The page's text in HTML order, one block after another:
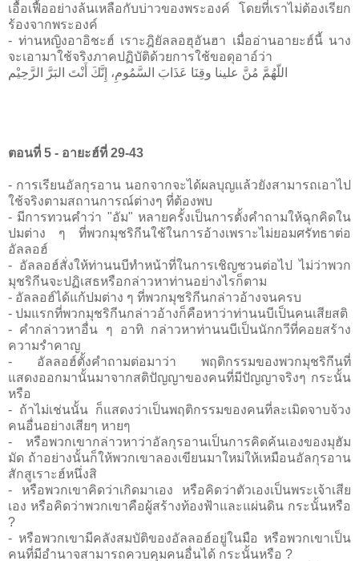
เอื้อเฟื้ออย่างล้นเหลือกับบ่าวของพระองค์ โดยที่เราไม่ต้องเรียก
ร้องจากพระองค์
- ท่านหญิงอาอิชะฮ์ เราะฎิยัลลอฮุอันฮา เมื่ออ่านอายะฮ์นี้ นาง
จะเอามาใช้จริงภาคปฏิบัติด้วยการใช้ขอดุอาอ์ว่า
اللّهُمَّ مُنَّ علينا وقِنَا عَذَابَ السَّمُومِ، إِنَّكَ أَنْتَ البَرَّ الرَّحِيْم
ตอนที่ 5 - อายะฮ์ที่ 29-43
- การเรียนอัลกุรอาน นอกจากจะได้ผลบุญแล้วยังสามารถเอาไป
ใช้จริงตามสถานการณ์ต่างๆ ที่ต้องพบ
- มีการทวนคำว่า "อัม" หลายครั้งเป็นการตั้งคำถามให้ฉุกคิดใน
ปมต่าง ๆ ที่พวกมุชริกีนใช้ในการอ้างเพราะไม่ยอมศรัทธาต่อ
อัลลอฮ์
- อัลลอฮ์สั่งให้ท่านนบีทำหน้าที่ในการเชิญชวนต่อไป ไม่ว่าพวก
มุชริกีนจะปฏิเสธหรือกล่าวหาท่านอย่างไรก็ตาม
- อัลลอฮ์ได้แก้ปมต่าง ๆ ที่พวกมุชริกีนกล่าวอ้างจนครบ
- ปมแรกที่พวกมุชริกีนกล่าวอ้างก็คือหาว่าท่านนบีเป็นคนเสียสติ
- คำกล่าวหาอื่น ๆ อาทิ กล่าวหาท่านนบีเป็นนักกวีที่คอยสร้าง
ความรำคาญ
- อัลลอฮ์ตั้งคำถามต่อมาว่า พฤติกรรมของพวกมุชริกีนที่
แสดงออกมานั้นมาจากสติปัญญาของคนที่มีปัญญาจริงๆ กระนั้น
หรือ
- ถ้าไม่เช่นนั้น ก็แสดงว่าเป็นพฤติกรรมของคนที่ละเมิดจาบจ้วง
คนอื่นอย่างเสียๆ หายๆ
- หรือพวกเขากล่าวหาว่าอัลกุรอานเป็นการคิดค้นเองของมุฮัม
มัด ถ้าอย่างนั้นก็ให้พวกเขาลองเขียนมาใหม่ให้เหมือนอัลกุรอาน
สักสูเราะฮ์หนึ่งสิ
- หรือพวกเขาคิดว่าเกิดมาเอง หรือคิดว่าตัวเองเป็นพระเจ้าเสีย
เอง หรือคิดว่าพวกเขาคือผู้สร้างท้องฟ้าและแผ่นดิน กระนั้นหรือ
?
- หรือพวกเขามีคลังสมบัติของอัลลอฮ์อยู่ในมือ หรือพวกเขาเป็น
คนที่มีอำนาจสามารถควบคุมคนอื่นได้ กระนั้นหรือ ?